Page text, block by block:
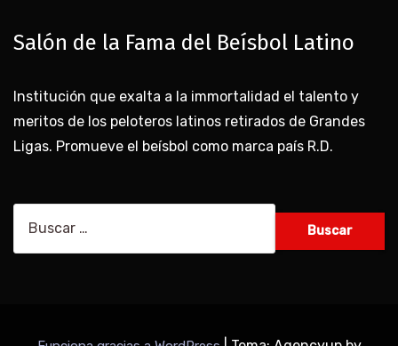
Salón de la Fama del Beísbol Latino
Institución que exalta a la immortalidad el talento y
meritos de los peloteros latinos retirados de Grandes
Ligas. Promueve el beísbol como marca país R.D.